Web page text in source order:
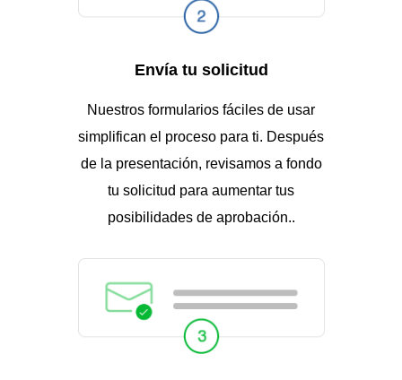
Envía tu solicitud
Nuestros formularios fáciles de usar
simplifican el proceso para ti. Después
de la presentación, revisamos a fondo
tu solicitud para aumentar tus
posibilidades de aprobación..